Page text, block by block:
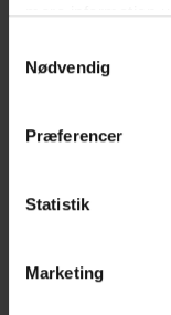
mere information
tilbage eller ændre
Indsamle
dens unikke
Nødvendig
Præferencer
Statistik
Marketing
Personalet/service